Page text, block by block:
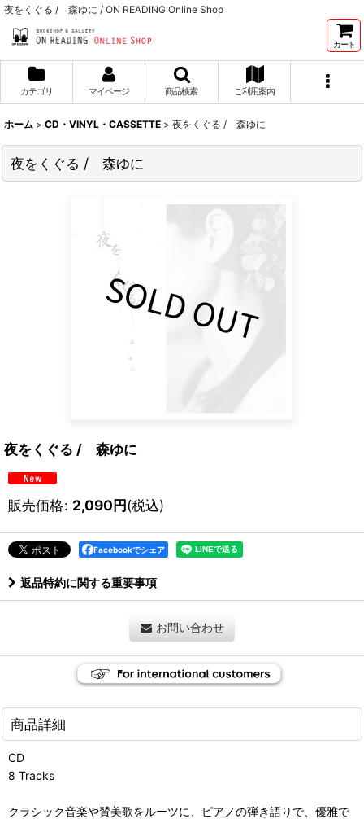
夜をくぐる / 森ゆに / ON READING Online Shop
カート
カテゴリ マイページ 商品検索 ご利用案内
ホーム > CD・VINYL・CASSETTE > 夜をくぐる / 森ゆに
夜をくぐる / 森ゆに
夜をくぐる / 森ゆに
販売価格: 2,090円(税込)
Facebookでシェア
返品特約に関する重要事項
お問い合わせ
商品詳細
CD
8 Tracks
クラシック音楽や賛美歌をルーツに、ピアノの弾き語りで、優雅で